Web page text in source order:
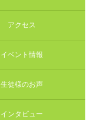
アクセス
イベント情報
生徒様のお声
インタビュー